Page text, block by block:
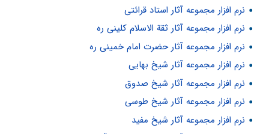
نرم افزار مجموعه آثار استاد قرائتی
نرم افزار مجموعه آثار ثقة الاسلام کلینی ره
نرم افزار مجموعه آثار حضرت امام خمینی ره
نرم افزار مجموعه آثار شیخ بهایی
نرم افزار مجموعه آثار شیخ صدوق
نرم افزار مجموعه آثار شیخ طوسی
نرم افزار مجموعه آثار شیخ مفید